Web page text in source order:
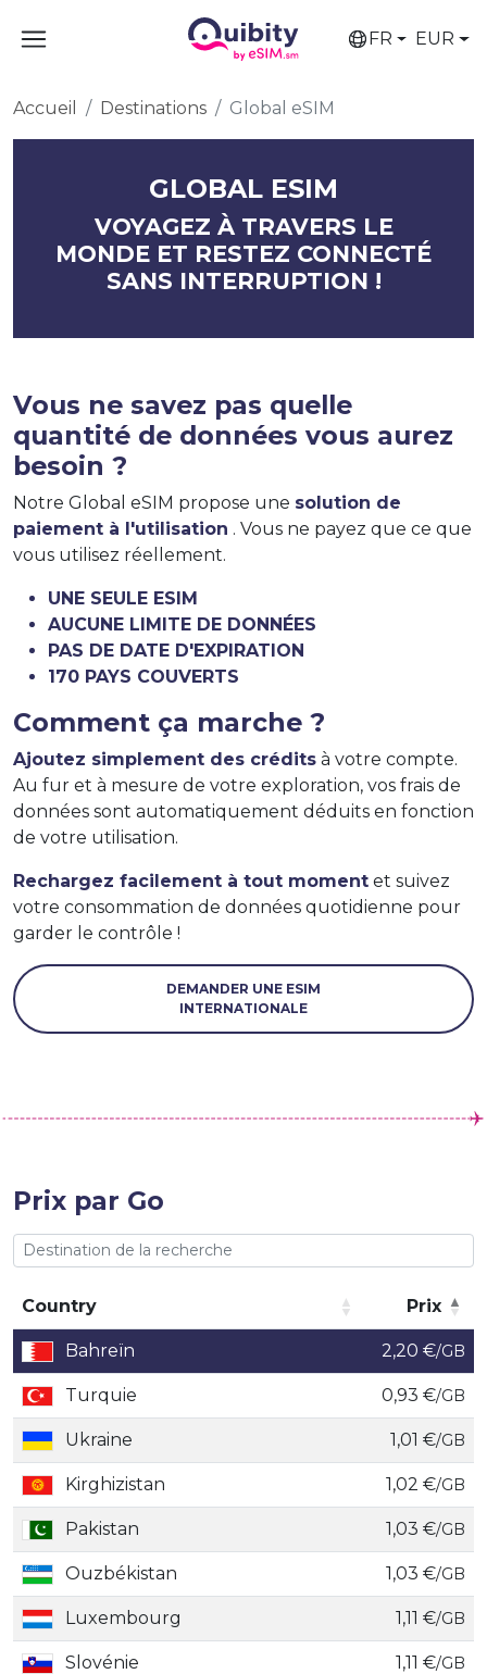
FR EUR
Accueil Destinations Global eSIM
GLOBAL ESIM
VOYAGEZ À TRAVERS LE
MONDE ET RESTEZ CONNECTÉ
SANS INTERRUPTION !
Vous ne savez pas quelle
quantité de données vous aurez
besoin ?
Notre Global eSIM propose une solution de
paiement à l'utilisation . Vous ne payez que ce que
vous utilisez réellement.
UNE SEULE ESIM
AUCUNE LIMITE DE DONNÉES
PAS DE DATE D'EXPIRATION
170 PAYS COUVERTS
Comment ça marche ?
Ajoutez simplement des crédits à votre compte.
Au fur et à mesure de votre exploration, vos frais de
données sont automatiquement déduits en fonction
de votre utilisation.
Rechargez facilement à tout moment et suivez
votre consommation de données quotidienne pour
garder le contrôle !
DEMANDER UNE ESIM
INTERNATIONALE
Prix par Go
Country
Prix
Country
Prix
Bahreïn 2,20 €/GB
Turquie 0,93 €/GB
Ukraine 1,01 €/GB
Kirghizistan 1,02 €/GB
Pakistan 1,03 €/GB
Ouzbékistan 1,03 €/GB
Luxembourg 1,11 €/GB
Slovénie 1,11 €/GB